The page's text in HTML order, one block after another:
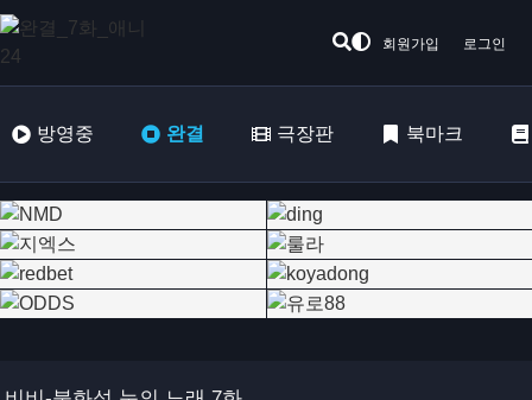
회원가입 로그인
방영중 완결 극장판 북마크